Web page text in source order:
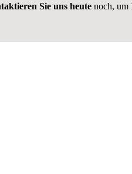
Sie uns heutenoch, um